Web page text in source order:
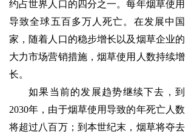
约占世界人口的四分之一。每年烟草使用
导致全球五百多万人死亡。在发展中国
家，随着人口的稳步增长以及烟草企业的
大力市场营销措施，烟草使用人数持续增
长。
如果当前的发展趋势继续下去，到
2030年，由于烟草使用导致的年死亡人数
将超过八百万；到本世纪末，烟草将夺去